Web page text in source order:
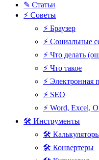
✎ Статьи
⚡ Советы
⚡ Браузер
⚡ Социальные
⚡ Что делать
⚡ Что такое
⚡ Электронная
⚡ SEO
⚡ Word, Excel,
🛠 Инструменты
🛠
🛠 Конвертеры